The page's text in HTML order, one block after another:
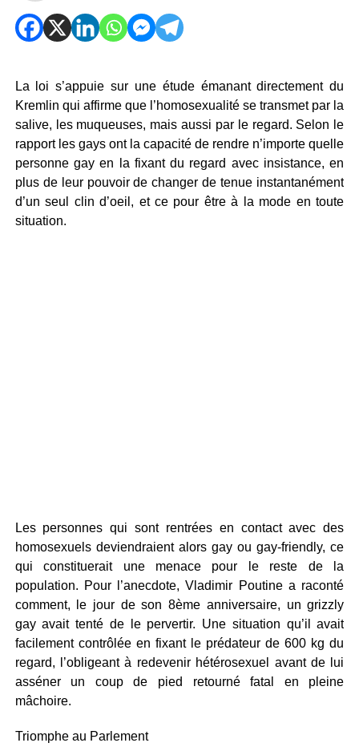
La loi s’appuie sur une étude émanant directement du
Kremlin qui affirme que l’homosexualité se transmet par la
salive, les muqueuses, mais aussi par le regard. Selon le
rapport les gays ont la capacité de rendre n’importe quelle
personne gay en la fixant du regard avec insistance, en
plus de leur pouvoir de changer de tenue instantanément
d’un seul clin d’oeil, et ce pour être à la mode en toute
situation.
Les personnes qui sont rentrées en contact avec des
homosexuels deviendraient alors gay ou gay-friendly, ce
qui constituerait une menace pour le reste de la
population. Pour l’anecdote, Vladimir Poutine a raconté
comment, le jour de son 8ème anniversaire, un grizzly
gay avait tenté de le pervertir. Une situation qu’il avait
facilement contrôlée en fixant le prédateur de 600 kg du
regard, l’obligeant à redevenir hétérosexuel avant de lui
asséner un coup de pied retourné fatal en pleine
mâchoire.
Triomphe au Parlement